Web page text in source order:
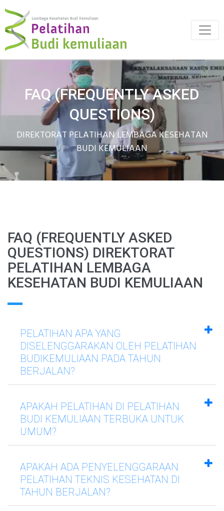
FAQ (FREQUENTLY ASKED
QUESTIONS)
DIREKTORAT PELATIHAN LEMBAGA KESEHATAN
BUDI KEMULIAAN
FAQ (FREQUENTLY ASKED
QUESTIONS) DIREKTORAT
PELATIHAN LEMBAGA
KESEHATAN BUDI KEMULIAAN
PELATIHAN APA YANG
DISELENGGARAKAN OLEH PELATIHAN
BUDIKEMULIAAN PADA TAHUN
BERJALAN?
APAKAH PELATIHAN DI PELATIHAN
BUDI KEMULIAAN TERBUKA UNTUK
UMUM?
APAKAH ADA PENYELENGGARAAN
PELATIHAN TEKNIS KESEHATAN DI
TAHUN BERJALAN?